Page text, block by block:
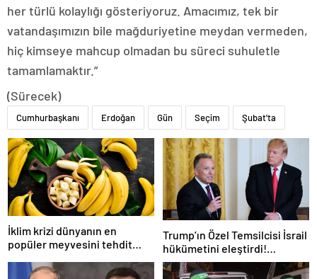
her türlü kolaylığı gösteriyoruz. Amacımız, tek bir
vatandaşımızın bile mağduriyetine meydan vermeden,
hiç kimseye mahcup olmadan bu süreci suhuletle
tamamlamaktır.”
(Sürecek)
Cumhurbaşkanı Erdoğan Gün Seçim Şubat'ta
İklim krizi dünyanın en
popüler meyvesini tehdit
karşı karşıya
Trump’ın Özel Temsilcisi İsrail
hükümetini eleştirdi!
‘Gazze’deki savaşı uzatıyorlar’